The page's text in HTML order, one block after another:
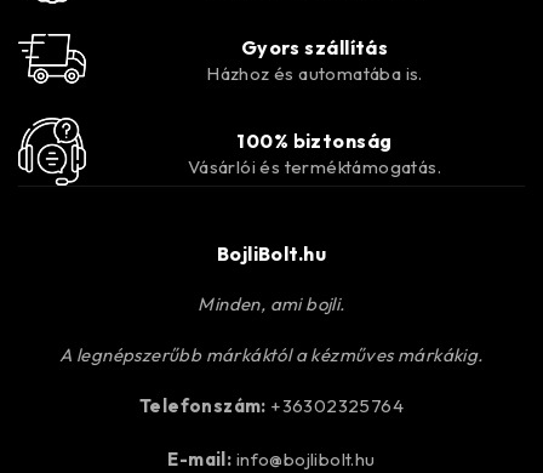
Gyors szállítás
Házhoz és automatába is.
100% biztonság
Vásárlói és terméktámogatás.
BojliBolt.hu
Minden, ami bojli.
A legnépszerűbb márkáktól a kézműves márkákig.
Telefonszám: +36302325764
E-mail: info@bojlibolt.hu